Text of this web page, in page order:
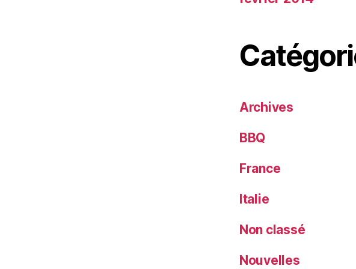
Archives
BBQ
France
Italie
Non classé
Nouvelles